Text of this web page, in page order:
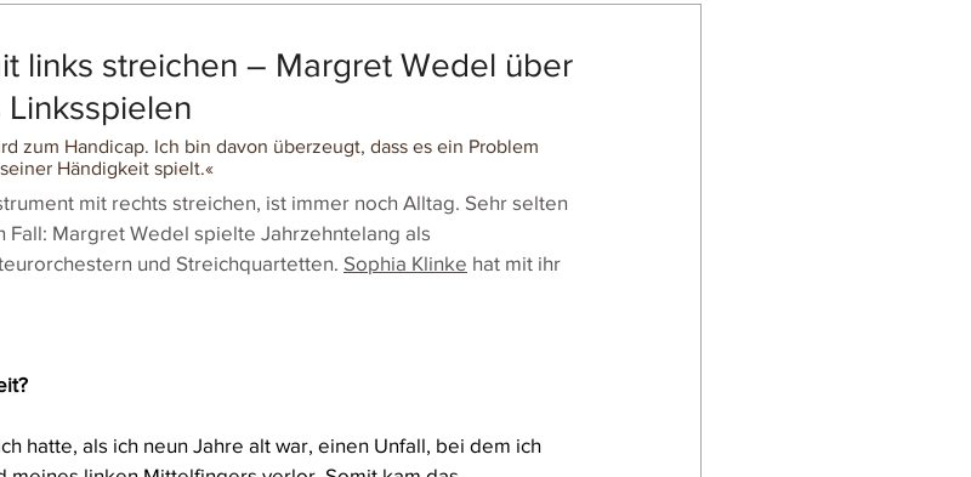
links streichen – Margret Wedel über
zum Handicap. Ich bin davon überzeugt, dass es ein Problem
Händigkeit spielt.«
mit rechts streichen, ist immer noch Alltag. Sehr selten
Margret Wedel spielte Jahrzehntelang als
und Streichquartetten. Sophia Klinke hat mit ihr
hatte, als ich neun Jahre alt war, einen Unfall, bei dem ich